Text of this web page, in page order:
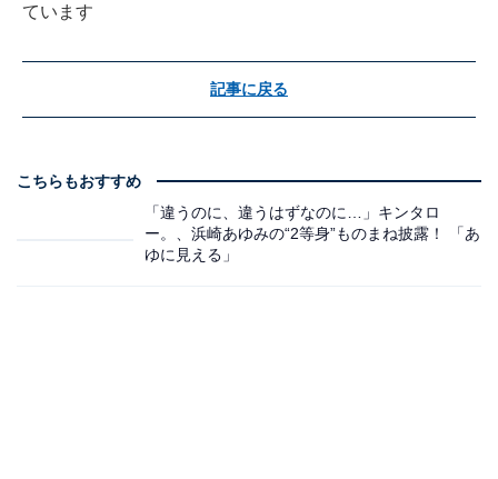
ています
記事に戻る
こちらもおすすめ
「違うのに、違うはずなのに…」キンタロ
ー。、浜崎あゆみの“2等身”ものまね披露！ 「あ
ゆに見える」